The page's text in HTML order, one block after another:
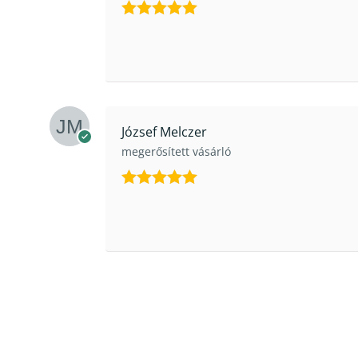
József Melczer
megerősített vásárló